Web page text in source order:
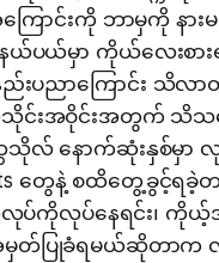
ကြောင်းကို ဘာမှကို နား
နယ်ပယ်မှာ ကိုယ်လေး
ည်းပညာကြောင်း သိလ
းအဝိုင်းအတွက် သိသလ
လ် နောက်ဆုံးနှစ်မှာ လု
တွေနဲ့ စထိတွေ့ခွင့်ရ
လုပ်နေရင်း၊ ကိုယ့်အ
တ်ပြုခံရမယ်ဆိုတာက